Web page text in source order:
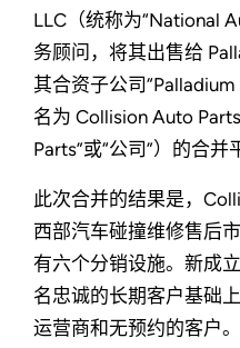
LLC（统称为“National
务顾问，将其出售给
其合资子公司
名为 Collision Auto
Parts”或“公司”）的合并
此次合并的结果是，
西部汽车碰撞维修售后
有六个分销设施。新成
名忠诚的长期客户基础
运营商和无预约的客户